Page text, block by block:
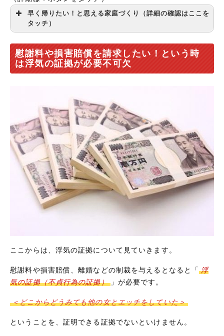
早く帰りたい！と思える家庭づくり（詳細の確認はここを
タッチ）
【１】明るく出迎える
【２】食べる楽しみを与える
【３】手抜きの料理にもひと手間を
【４】部屋のニオイに注意
慰謝料や損害賠償を請求したい！という時
は浮気の証拠が必要不可欠
ここからは、浮気の証拠について見ていきます。
慰謝料や損害賠償、離婚などの制裁を与えるとなると「 浮
気の証拠（不貞行為の証拠） 」が必要です。
＜どこからどうみても他の女とエッチをしていた＞
ということを、証明できる証拠でないといけません。